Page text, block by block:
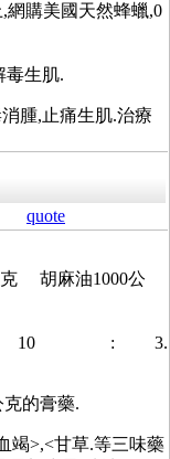
網購美國天然蜂蠟,0
毒生肌.
腫,止痛生肌.治療
quote
胡麻油1000公
: 10 : 3.
克的膏藥.
竭>,<甘草.等三味藥